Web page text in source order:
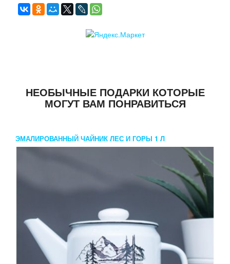
НЕОБЫЧНЫЕ ПОДАРКИ КОТОРЫЕ
МОГУТ ВАМ ПОНРАВИТЬСЯ
ЭМАЛИРОВАННЫЙ ЧАЙНИК ЛЕС И ГОРЫ 1 Л